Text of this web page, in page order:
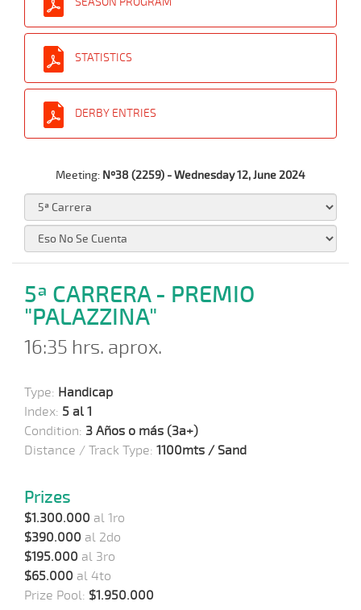
STATISTICS
DERBY ENTRIES
Meeting: Nº38 (2259) - Wednesday 12, June 2024
5ª CARRERA - PREMIO
"PALAZZINA"
16:35 hrs. aprox.
Type: Handicap
Index: 5 al 1
Condition: 3 Años o más (3a+)
Distance / Track Type: 1100mts / Sand
Prizes
$1.300.000 al 1ro
$390.000 al 2do
$195.000 al 3ro
$65.000 al 4to
Prize Pool: $1.950.000